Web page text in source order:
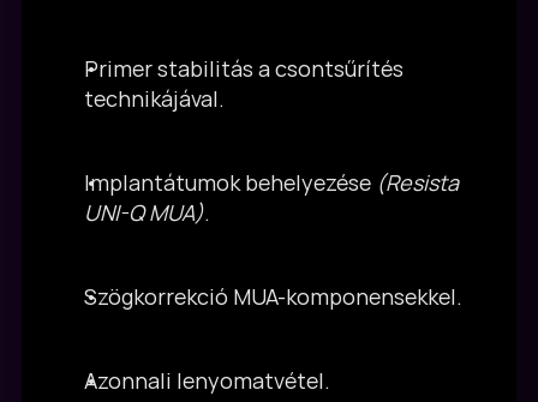
Primer stabilitás a csontsűrítés
technikájával.
Implantátumok behelyezése (Resista
UNI-Q MUA).
Szögkorrekció MUA-komponensekkel.
Azonnali lenyomatvétel.